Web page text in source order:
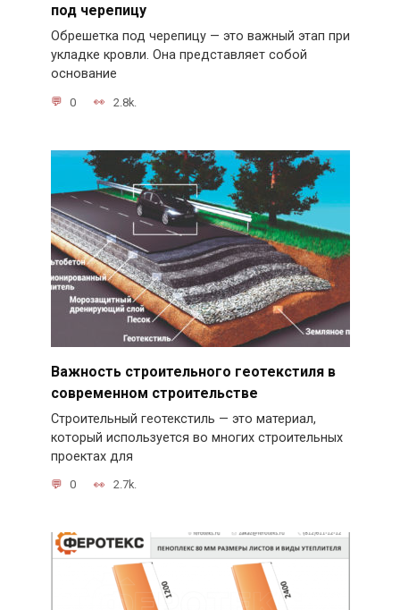
под черепицу
Обрешетка под черепицу — это важный этап при
укладке кровли. Она представляет собой
основание
0 2.8k.
Важность строительного геотекстиля в
современном строительстве
Строительный геотекстиль — это материал,
который используется во многих строительных
проектах для
0 2.7k.